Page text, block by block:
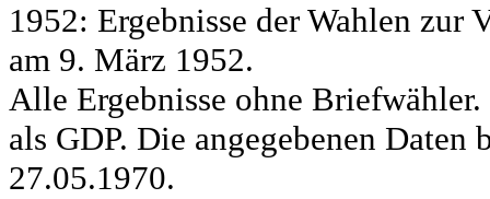
1952: Ergebnisse der Wahlen zur
am 9. März 1952.
Alle Ergebnisse ohne
als GDP. Die angegebenen
27.05.1970.